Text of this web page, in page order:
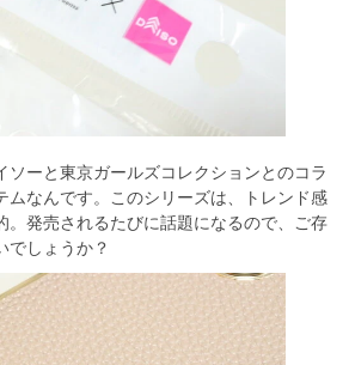
ソーと東京ガールズコレクションとのコラ
ムなんです。このシリーズは、トレンド感
。発売されるたびに話題になるので、ご存
でしょうか？